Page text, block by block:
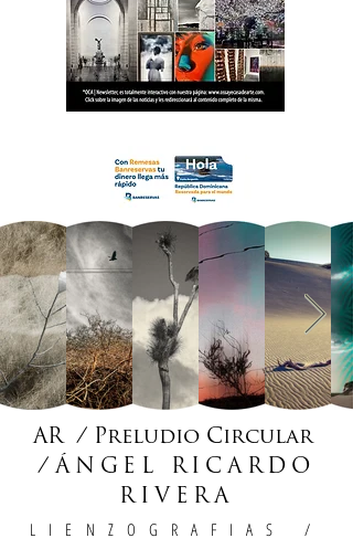
AR / Preludio Circular
/ÁNGEL RICARDO
RIVERA
LIENZOGRAFIAS
/